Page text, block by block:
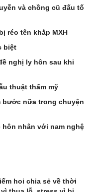
và chồng cũ đấu tố
réo tên khắp MXH
biệt
nghị ly hôn sau khi
thuật thẩm mỹ
bước nữa trong chuyện
nhân với nam nghệ
hoi chia sẻ về thời